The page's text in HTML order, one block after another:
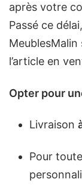
après votre
Passé ce
l’article en
Opter pour
Livraison
Pour